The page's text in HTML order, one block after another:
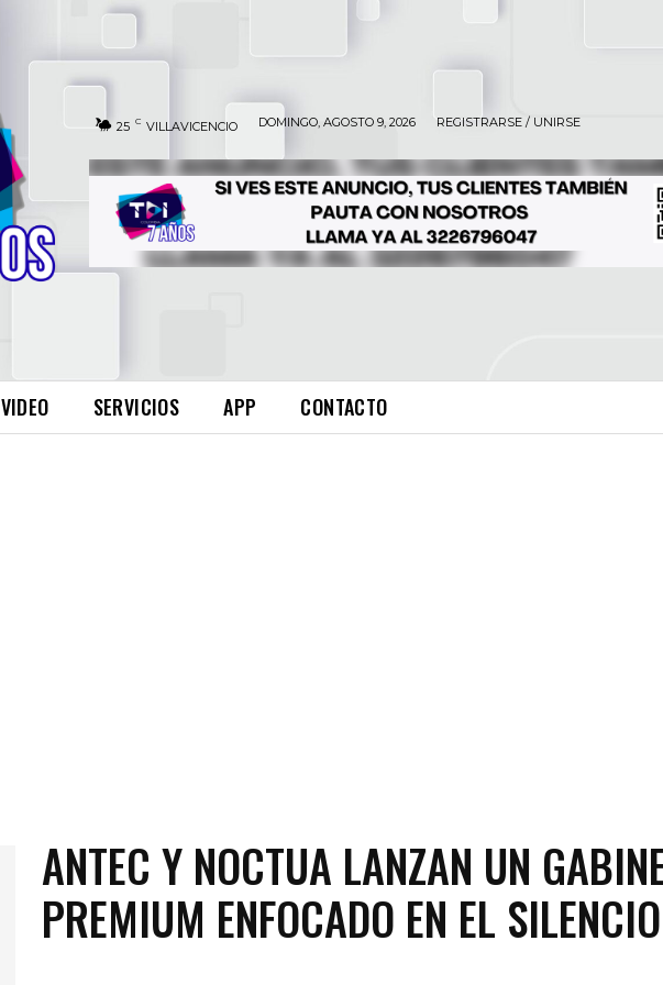
25 C VILLAVICENCIO DOMINGO, AGOSTO 9, 2026 REGISTRARSE / UNIRSE
VIDEO SERVICIOS APP CONTACTO
ANTEC Y NOCTUA LANZAN UN
PREMIUM ENFOCADO EN EL SILENCIO